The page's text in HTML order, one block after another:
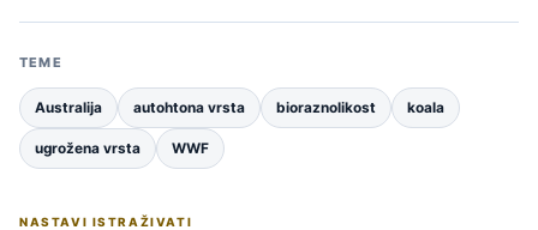
TEME
Australija autohtona vrsta bioraznolikost koala
ugrožena vrsta WWF
NASTAVI ISTRAŽIVATI